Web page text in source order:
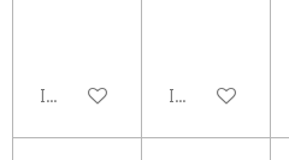
In winkelwagen In winkelwagen